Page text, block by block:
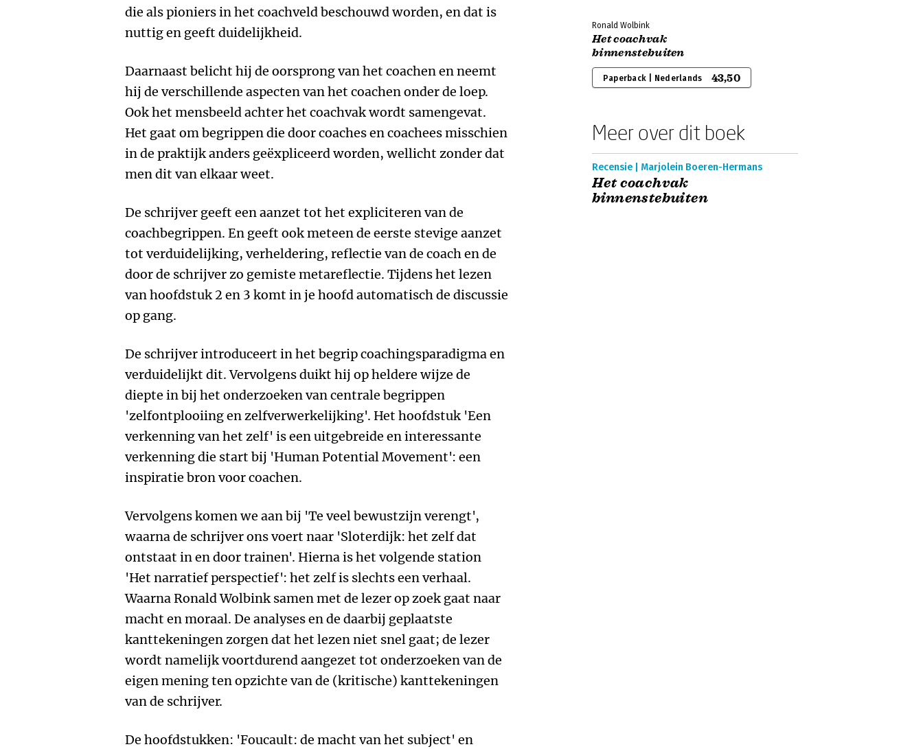
die als pioniers in het coachveld beschouwd worden, en dat is
nuttig en geeft duidelijkheid.
Daarnaast belicht hij de oorsprong van het coachen en neemt
hij de verschillende aspecten van het coachen onder de loep.
Ook het mensbeeld achter het coachvak wordt samengevat.
Het gaat om begrippen die door coaches en coachees misschien
in de praktijk anders geëxpliceerd worden, wellicht zonder dat
men dit van elkaar weet.
De schrijver geeft een aanzet tot het expliciteren van de
coachbegrippen. En geeft ook meteen de eerste stevige aanzet
tot verduidelijking, verheldering, reflectie van de coach en de
door de schrijver zo gemiste metareflectie. Tijdens het lezen
van hoofdstuk 2 en 3 komt in je hoofd automatisch de discussie
op gang.
De schrijver introduceert in het begrip coachingsparadigma en
verduidelijkt dit. Vervolgens duikt hij op heldere wijze de
diepte in bij het onderzoeken van centrale begrippen
'zelfontplooiing en zelfverwerkelijking'. Het hoofdstuk 'Een
verkenning van het zelf' is een uitgebreide en interessante
verkenning die start bij 'Human Potential Movement': een
inspiratie bron voor coachen.
Vervolgens komen we aan bij 'Te veel bewustzijn verengt',
waarna de schrijver ons voert naar 'Sloterdijk: het zelf dat
ontstaat in en door trainen'. Hierna is het volgende station
'Het narratief perspectief': het zelf is slechts een verhaal.
Waarna Ronald Wolbink samen met de lezer op zoek gaat naar
macht en moraal. De analyses en de daarbij geplaatste
kanttekeningen zorgen dat het lezen niet snel gaat; de lezer
wordt namelijk voortdurend aangezet tot onderzoeken van de
eigen mening ten opzichte van de (kritische) kanttekeningen
van de schrijver.
De hoofdstukken: 'Foucault: de macht van het subject' en
Ronald Wolbink
Het coachvak
binnenstebuiten
Paperback | Nederlands 43,50
Meer over dit boek
Recensie | Marjolein Boeren-Hermans
Het coachvak
binnenstebuiten